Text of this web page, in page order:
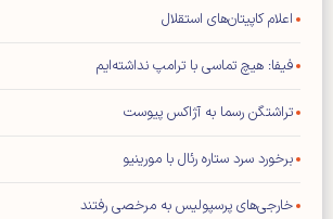
اعلام کاپیتان‌های استقلال
فیفا: هیچ تماسی با ترامپ نداشته‌ایم
تراشتگن رسما به آژاکس پیوست
برخورد سرد ستاره رئال با مورینیو
خارجی‌های پرسپولیس به مرخصی رفتند